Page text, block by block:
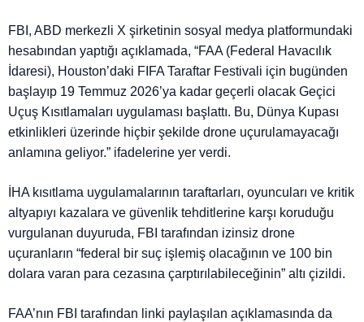
FBI, ABD merkezli X şirketinin sosyal medya platformundaki
hesabından yaptığı açıklamada, “FAA (Federal Havacılık
İdaresi), Houston’daki FIFA Taraftar Festivali için bugünden
başlayıp 19 Temmuz 2026’ya kadar geçerli olacak Geçici
Uçuş Kısıtlamaları uygulaması başlattı. Bu, Dünya Kupası
etkinlikleri üzerinde hiçbir şekilde drone uçurulamayacağı
anlamına geliyor.” ifadelerine yer verdi.
İHA kısıtlama uygulamalarının taraftarları, oyuncuları ve kritik
altyapıyı kazalara ve güvenlik tehditlerine karşı koruduğu
vurgulanan duyuruda, FBI tarafından izinsiz drone
uçuranların “federal bir suç işlemiş olacağının ve 100 bin
dolara varan para cezasına çarptırılabileceğinin” altı çizildi.
FAA’nın FBI tarafından linki paylaşılan açıklamasında da